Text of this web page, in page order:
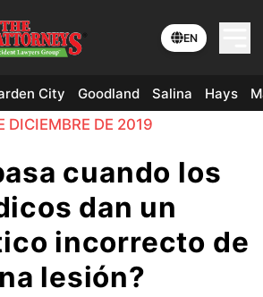
EN
City Goodland Salina Hays
DICIEMBRE DE 2019
cuando los
dan un
incorrecto de
lesión?